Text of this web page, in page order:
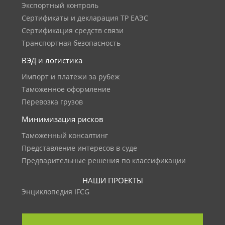
Экспортный контроль
Сертификаты и декларация ТР ЕАЭС
Сертификация средств связи
Транспортная безопасность
ВЭД и логистика
Импорт и платежи за рубеж
Таможенное оформление
Перевозка грузов
Минимизация рисков
Таможенный консалтинг
Представление интересов в суде
Предварительные решения по классификации
НАШИ ПРОЕКТЫ
Энциклопедия IFCG